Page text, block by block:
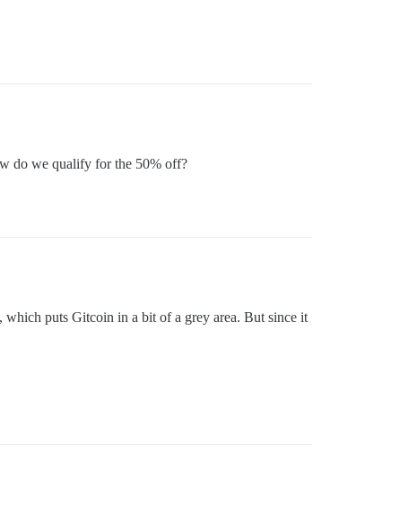
do we qualify for the 50% off?
puts Gitcoin in a bit of a grey area. But since it